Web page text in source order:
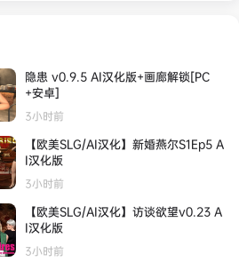
隐患 v0.9.5 AI汉化版+画廊解锁[PC
+安卓]
3小时前
【欧美SLG/AI汉化】新婚燕尔S1Ep5 A
I汉化版
3小时前
【欧美SLG/AI汉化】访谈欲望v0.23 A
I汉化版
3小时前